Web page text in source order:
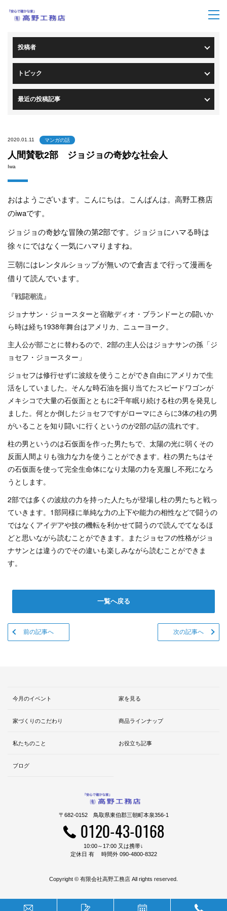
投稿者
トピック
最近の投稿記事
2020.01.11 マンガの話
人間賛歌2部 ジョジョの奇妙な社会人
Iwa
おはようございます。こんにちは。こんばんは。高野工務店
のiwaです。
ジョジョの奇妙な冒険の第2部です。ジョジョにハマる時は
徐々にではなく一気にハマりますね。
三朝にはレンタルショップが無いので倉吉まで行って漫画を
借りて読んでいます。
『戦闘潮流』
ジョナサン・ジョースターと宿敵ディオ・ブランドーとの闘いか
ら時は経ち1938年舞台はアメリカ、ニューヨーク。
主人公が部ごとに替わるので、2部の主人公はジョナサンの孫「ジ
ョセフ・ジョースター」
ジョセフは修行せずに波紋を使うことができ自由にアメリカで生
活をしていました。そんな時石油を掘り当てたスピードワゴンが
メキシコで大量の石仮面とともに2千年眠り続ける柱の男を発見し
ました。何とか倒したジョセフですがローマにさらに3体の柱の男
がいることを知り闘いに行くというのが2部の話の流れです。
柱の男というのは石仮面を作った男たちで、太陽の光に弱くその
反面人間よりも強力な力を使うことができます。柱の男たちはそ
の石仮面を使って完全生命体になり太陽の力を克服し不死になろ
うとします。
2部では多くの波紋の力を持った人たちが登場し柱の男たちと戦っ
ていきます。1部同様に単純な力の上下や能力の相性などで闘うの
ではなくアイデアや技の機転を利かせて闘うので読んでてなるほ
どと思いながら読むことができます。またジョセフの性格がジョ
ナサンとは違うのでその違いも楽しみながら読むことができま
す。
一覧へ戻る
前の記事へ 次の記事へ
今月のイベント 家を見る
家づくりのこだわり 商品ラインナップ
私たちのこと お役立ち記事
ブログ
〒682-0152 鳥取県東伯郡三朝町本泉356-1
0120-43-0168
10:00～17:00 又は携帯↓
定休日 有 時間外 090-4800-8322
Copyright © 有限会社高野工務店 All rights reserved.